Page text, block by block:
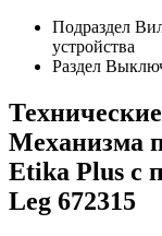
Подраздел
устройства
Раздел
Механизма
Etika Plus с
Leg 672315